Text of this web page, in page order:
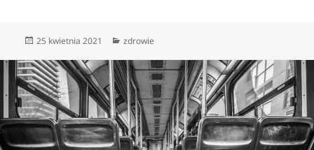
Data
25 kwietnia 2021 Kategorie
zdrowie